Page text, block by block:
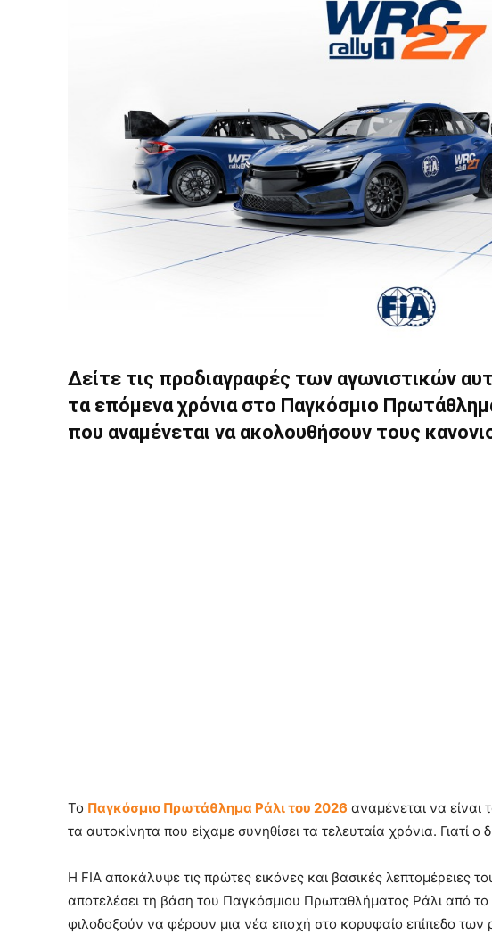
Δείτε τις προδιαγραφές των αγωνιστικών
τα επόμενα χρόνια στο Παγκόσμιο
που αναμένεται να ακολουθήσουν τους
Το Παγκόσμιο Πρωτάθλημα Ράλι του 2026 αναμένεται να είναι
τα αυτοκίνητα που είχαμε συνηθίσει τα τελευταία χρόνια. Γιατί
Η FIA αποκάλυψε τις πρώτες εικόνες και βασικές λεπτομέρειες
αποτελέσει τη βάση του Παγκόσμιου Πρωταθλήματος Ράλι από το
φιλοδοξούν να φέρουν μια νέα εποχή στο κορυφαίο επίπεδο των